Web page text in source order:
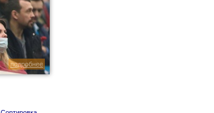
подробнее